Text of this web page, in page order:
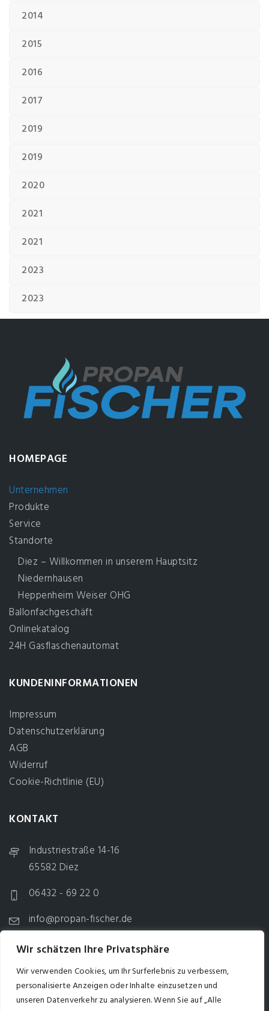
Wir schätzen Ihre Privatsphäre
Wir verwenden Cookies, um Ihr Surferlebnis zu verbessern,
personalisierte Anzeigen oder Inhalte einzusetzen und
unseren Datenverkehr zu analysieren. Wenn Sie auf „Alle
2014
2015
2016
2017
2019
2019
2020
2021
2021
2023
2023
HOMEPAGE
Unternehmen
Produkte
Service
Standorte
Diez – Willkommen in unserem Hauptsitz
Niedernhausen
Heppenheim Weiser OHG
Ballonfachgeschäft
Onlinekatalog
24H Gasflaschenautomat
KUNDENINFORMATIONEN
Impressum
Datenschutzerklärung
AGB
Widerruf
Cookie-Richtlinie (EU)
KONTAKT
Industriestraße 14-16
65582 Diez
06432 - 69 22 0
info@propan-fischer.de
Mo-Do: 7:30 Uhr - 16:30 Uhr
Samstag: 9:00 Uhr - 12:00 Uhr
Mittag: 12:30 Uhr - 13:00 Uhr